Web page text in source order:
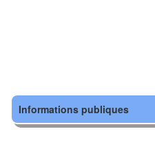
Informations publiques